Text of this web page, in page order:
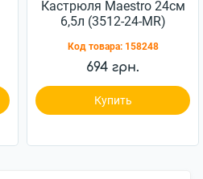
Кастрюля Maestro 24см
6,5л (3512-24-MR)
Код товара: 158248
694 грн.
Купить